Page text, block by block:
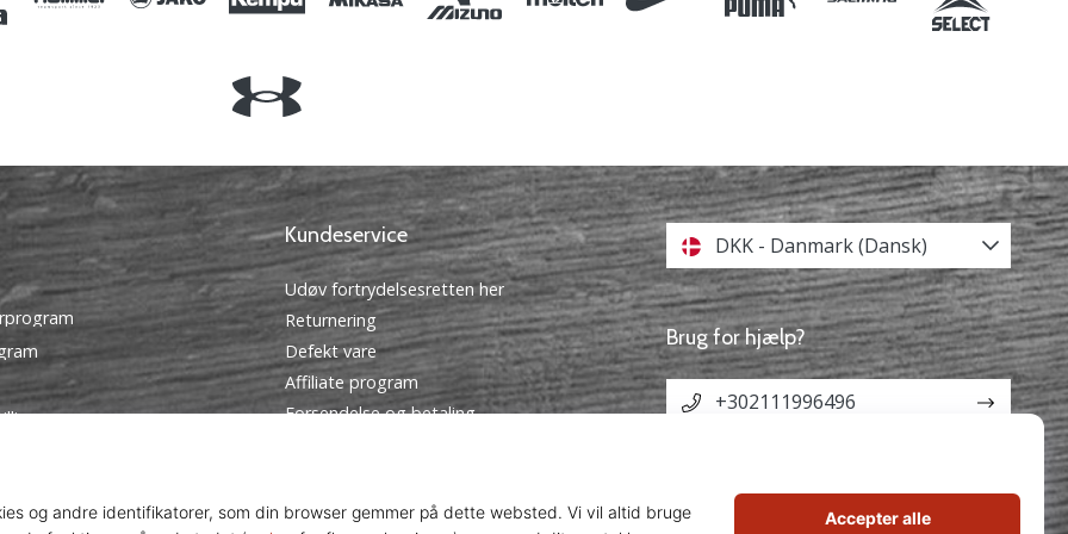
Kundeservice
Udøv fortrydelsesretten her
Returnering
Defekt vare
Affiliate program
Forsendelse og betaling
Ofte stillede spørgsmål
DKK - Danmark (Dansk)
Brug for hjælp?
+302111996496